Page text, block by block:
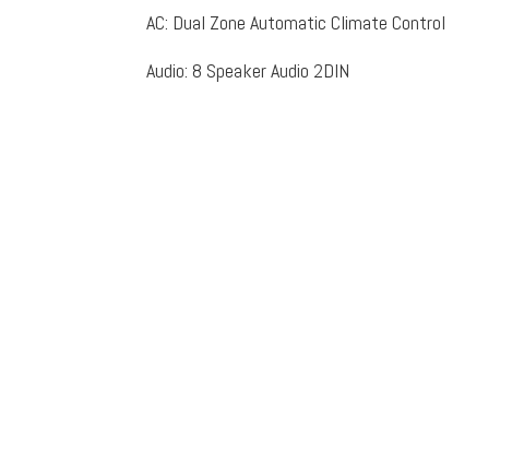
AC: Dual Zone Automatic Climate Control
Audio:8 Speaker Audio 2DIN